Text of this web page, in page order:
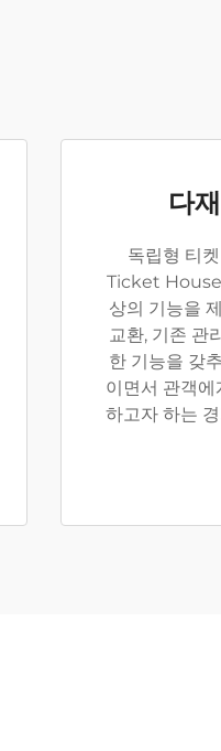
다
독립형 티
Ticket
상의 기능을
교환, 기존 관
한 기능을 갖
이면서 관객
하고자 하는